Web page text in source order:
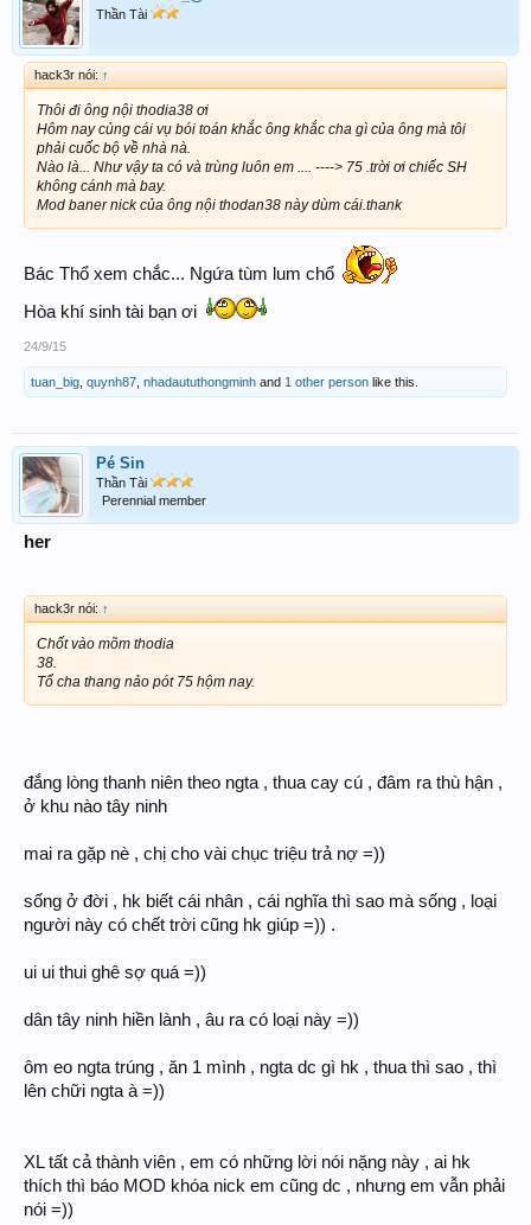
Thần Tài
hack3r nói: ↑
Thôi đi ông nội thodia38 ơi
Hôm nay củng cái vụ bói toán khắc ông khắc cha gì của ông mà tôi
phải cuốc bộ về nhà nà.
Nào là... Như vậy ta có và trùng luôn em .... ----> 75 .trời ơi chiếc SH
không cánh mà bay.
Mod baner nick của ông nội thodan38 này dùm cái.thank
Bác Thổ xem chắc... Ngứa tùm lum chổ
Hòa khí sinh tài bạn ơi
24/9/15
tuan_big quynh87 nhadaututhongminh and 1 other person like this.
Pé Sin
Thần Tài
Perennial member
her
hack3r nói: ↑
Chốt vào mõm thodia
38.
Tổ cha thang nảo pót 75 hộm nay.
đắng lòng thanh niên theo ngta , thua cay cú , đâm ra thù hận ,
ở khu nào tây ninh
mai ra gặp nè , chị cho vài chục triệu trả nợ =))
sống ở đời , hk biết cái nhân , cái nghĩa thì sao mà sống , loại
người này có chết trời cũng hk giúp =)) .
ui ui thui ghê sợ quá =))
dân tây ninh hiền lành , âu ra có loại này =))
ôm eo ngta trúng , ăn 1 mình , ngta dc gì hk , thua thì sao , thì
lên chữi ngta à =))
XL tất cả thành viên , em có những lời nói nặng này , ai hk
thích thì báo MOD khóa nick em cũng dc , nhưng em vẫn phải
nói =))